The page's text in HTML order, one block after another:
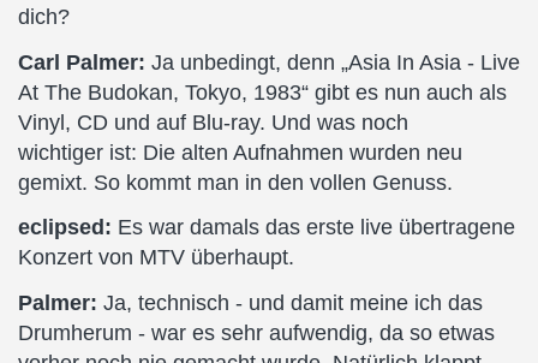
dich?
Carl Palmer: Ja unbedingt, denn „Asia In Asia - Live
At The Budokan, Tokyo, 1983“ gibt es nun auch als
Vinyl, CD und auf Blu-ray. Und was noch
wichtiger ist: Die alten Aufnahmen wurden neu
gemixt. So kommt man in den vollen Genuss.
eclipsed: Es war damals das erste live übertragene
Konzert von MTV überhaupt.
Palmer: Ja, technisch - und damit meine ich das
Drumherum - war es sehr aufwendig, da so etwas